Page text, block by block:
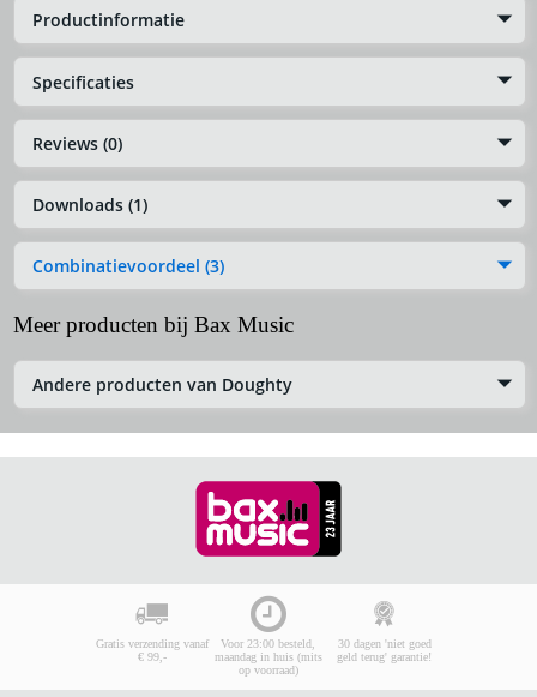
Productinformatie
Specificaties
Reviews (0)
Downloads (1)
Combinatievoordeel (3)
Meer producten bij Bax Music
Andere producten van Doughty
Gratis verzending vanaf
€ 99,-
Voor 23:00 besteld,
maandag in huis (mits
op voorraad)
30 dagen 'niet goed
geld terug' garantie!